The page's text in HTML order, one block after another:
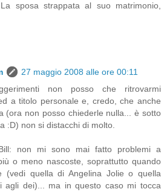
sposa strappata al suo matrimonio,
27 maggio 2008 alle ore 00:11
non posso che ritrovarmi
a titolo personale e, credo, che anche
(ora non posso chiederle nulla... è sotto
:D) non si distacchi di molto.
non mi sono mai fatto problemi a
o meno nascoste, soprattutto quando
(vedi quella di Angelina Jolie o quella
agli dei)... ma in questo caso mi tocca